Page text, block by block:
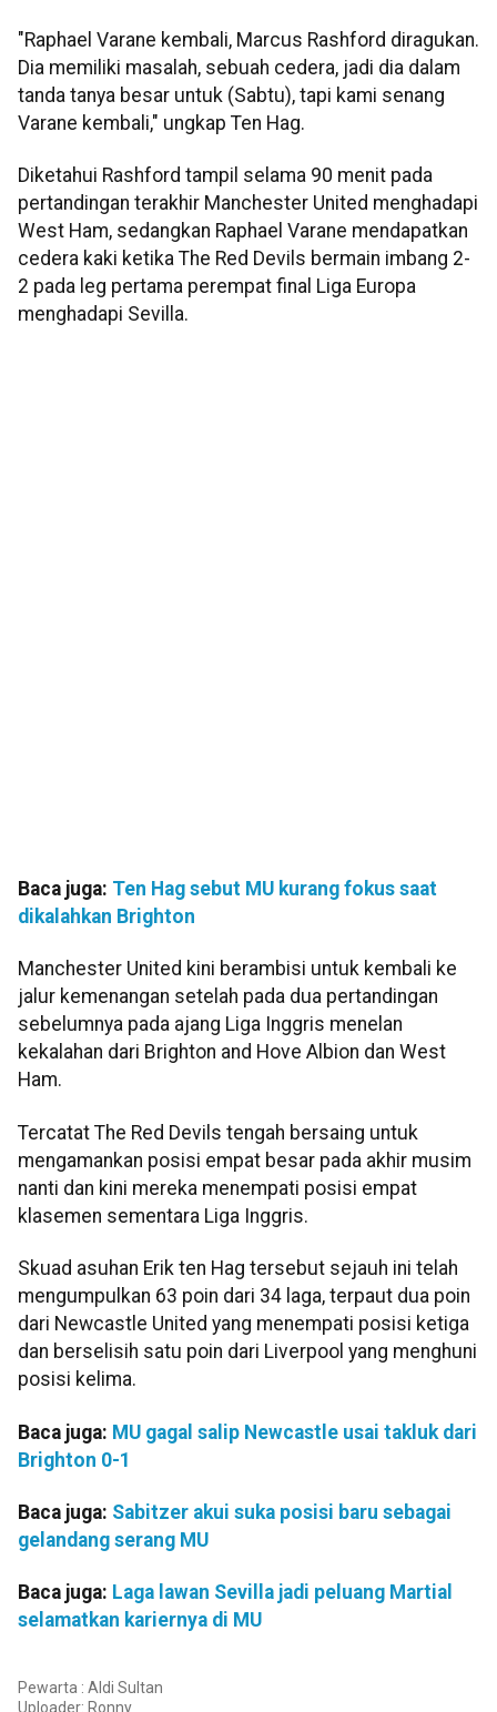
"Raphael Varane kembali, Marcus Rashford diragukan.
Dia memiliki masalah, sebuah cedera, jadi dia dalam
tanda tanya besar untuk (Sabtu), tapi kami senang
Varane kembali," ungkap Ten Hag.
Diketahui Rashford tampil selama 90 menit pada
pertandingan terakhir Manchester United menghadapi
West Ham, sedangkan Raphael Varane mendapatkan
cedera kaki ketika The Red Devils bermain imbang 2-
2 pada leg pertama perempat final Liga Europa
menghadapi Sevilla.
Baca juga: Ten Hag sebut MU kurang fokus saat
dikalahkan Brighton
Manchester United kini berambisi untuk kembali ke
jalur kemenangan setelah pada dua pertandingan
sebelumnya pada ajang Liga Inggris menelan
kekalahan dari Brighton and Hove Albion dan West
Ham.
Tercatat The Red Devils tengah bersaing untuk
mengamankan posisi empat besar pada akhir musim
nanti dan kini mereka menempati posisi empat
klasemen sementara Liga Inggris.
Skuad asuhan Erik ten Hag tersebut sejauh ini telah
mengumpulkan 63 poin dari 34 laga, terpaut dua poin
dari Newcastle United yang menempati posisi ketiga
dan berselisih satu poin dari Liverpool yang menghuni
posisi kelima.
Baca juga: MU gagal salip Newcastle usai takluk dari
Brighton 0-1
Baca juga: Sabitzer akui suka posisi baru sebagai
gelandang serang MU
Baca juga: Laga lawan Sevilla jadi peluang Martial
selamatkan kariernya di MU
Pewarta : Aldi Sultan
Uploader: Ronny